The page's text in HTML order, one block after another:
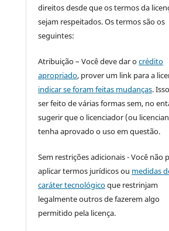
direitos desde que os termos da
sejam respeitados. Os termos são os
seguintes:
Atribuição – Você deve dar ocrédito
apropriado, prover um link para a
indicar se foram feitas mudanças.
ser feito de várias formas sem, no
sugerir que o licenciador (ou
tenha aprovado o uso em questão.
Sem restrições adicionais - Você não
aplicar termos jurídicos ou medidas
caráter tecnológicoque restrinjam
legalmente outros de fazerem algo
permitido pela licença.